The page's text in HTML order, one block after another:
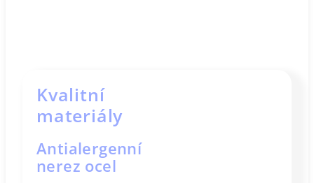
Kvalitní
materiály
Antialergenní
nerez ocel